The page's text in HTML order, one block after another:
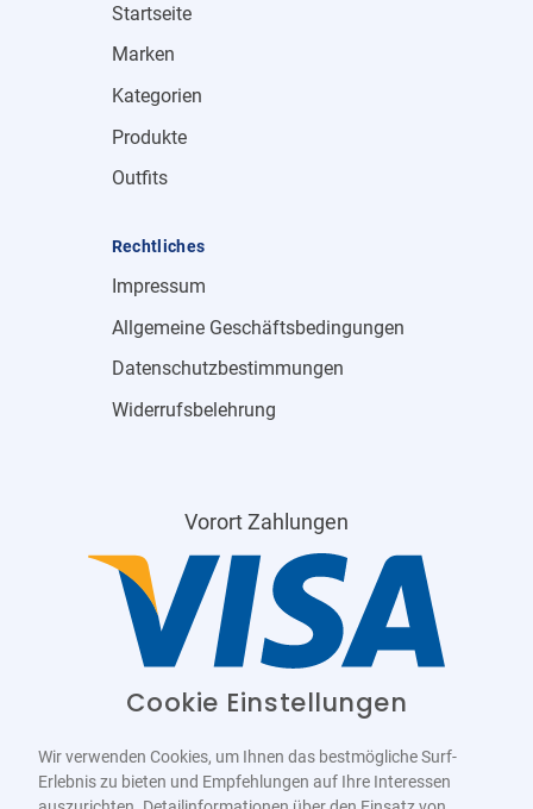
Startseite
Marken
Kategorien
Produkte
Outfits
Rechtliches
Impressum
Allgemeine Geschäftsbedingungen
Datenschutzbestimmungen
Widerrufsbelehrung
Vorort Zahlungen
Cookie Einstellungen
Wir verwenden Cookies, um Ihnen das bestmögliche Surf-
Erlebnis zu bieten und Empfehlungen auf Ihre Interessen